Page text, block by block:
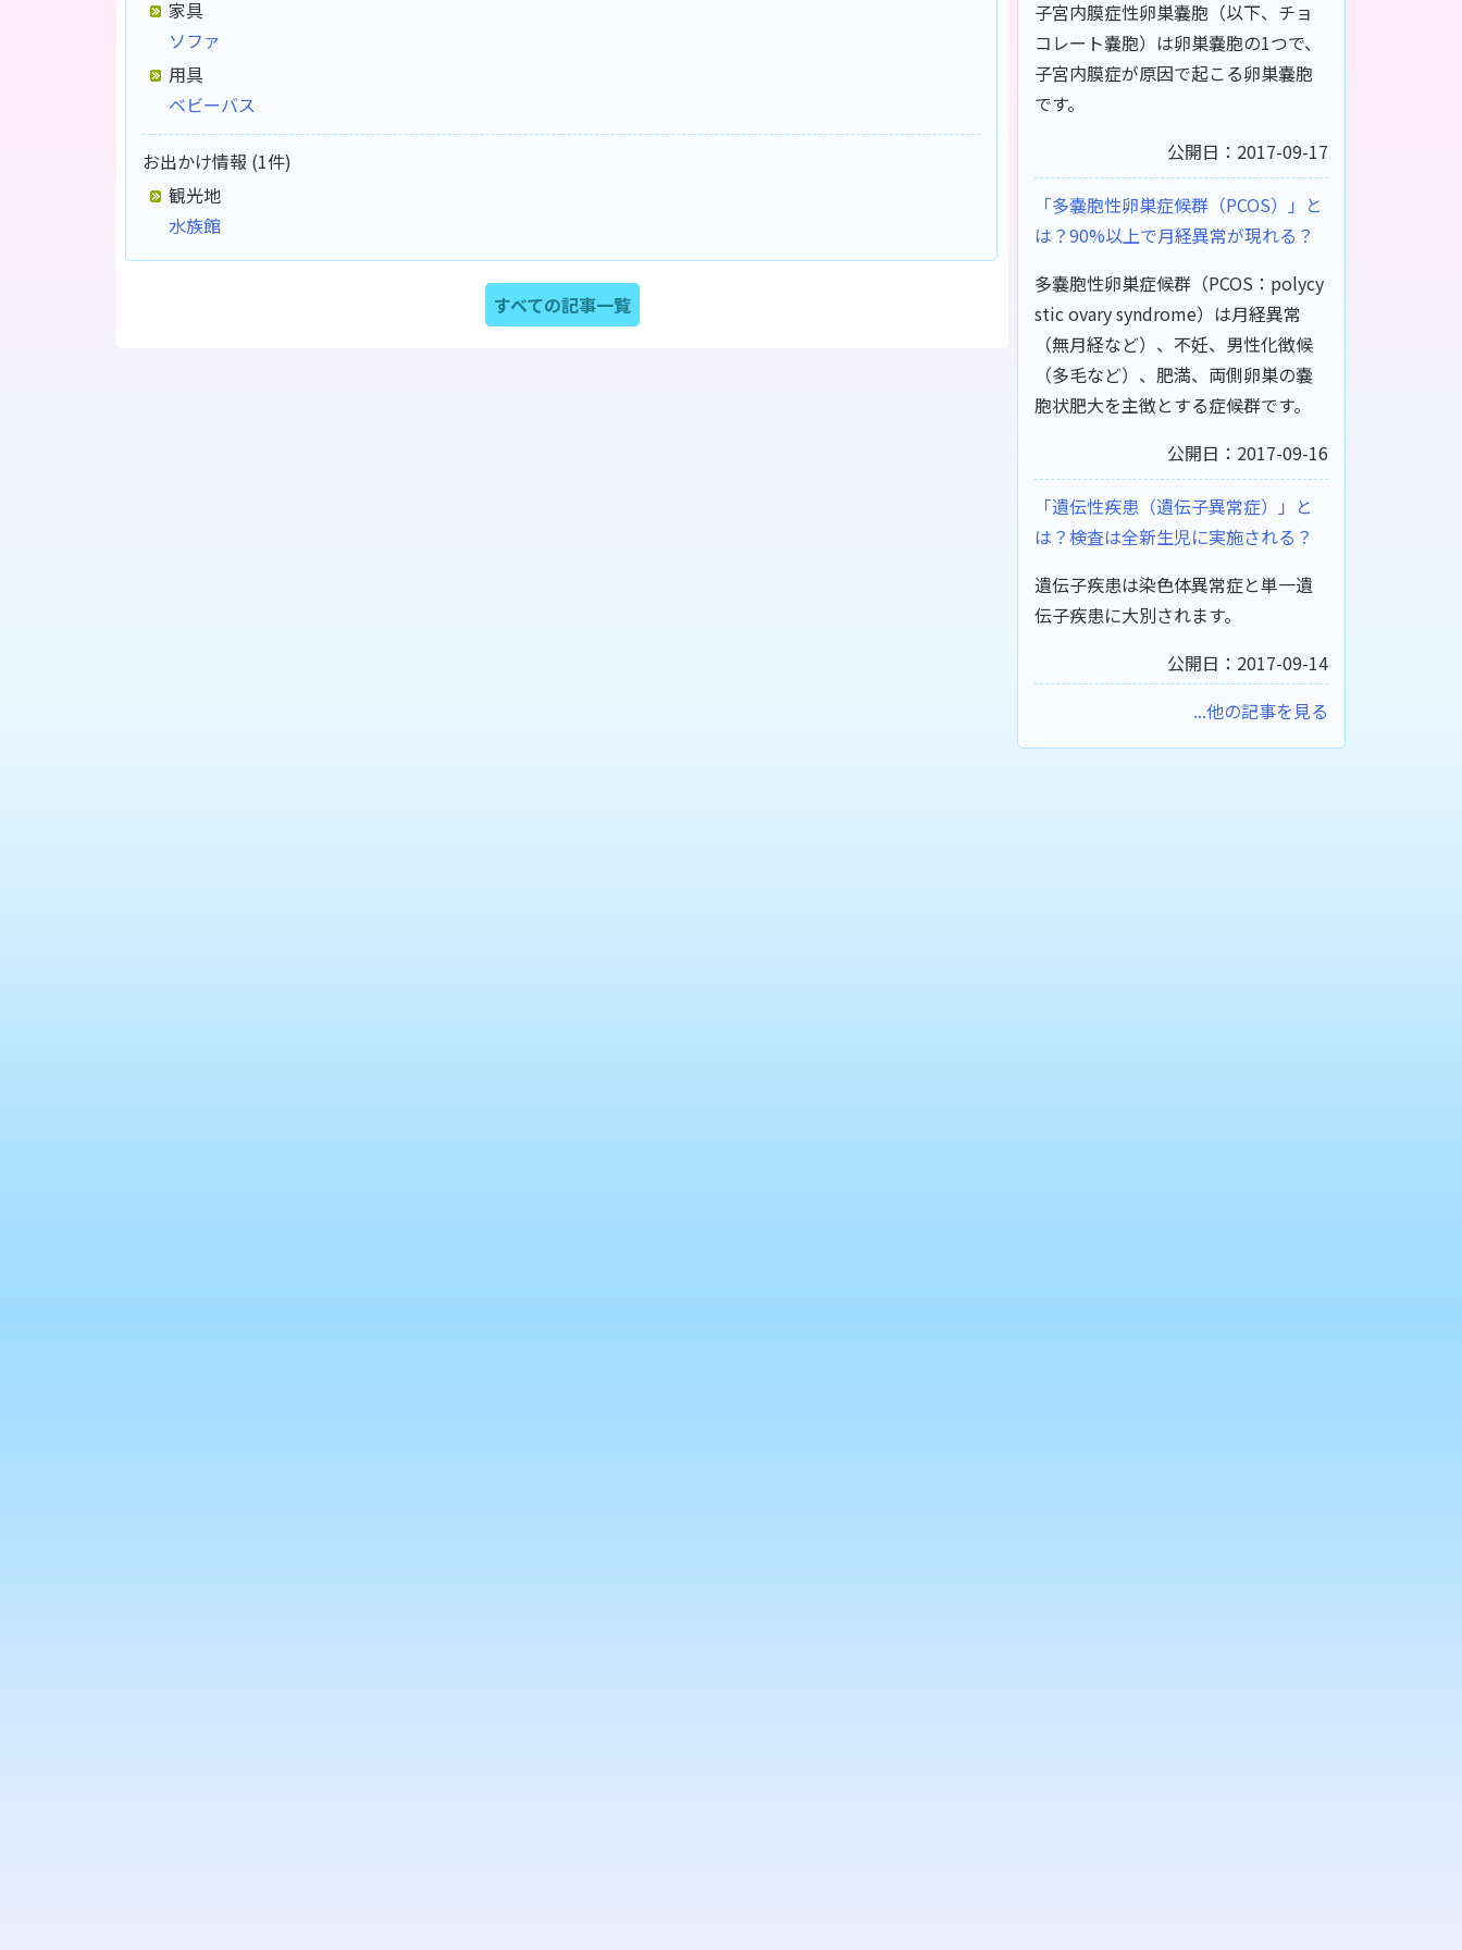
家具
ソファ
用具
ベビーバス
お出かけ情報 (1件)
観光地
水族館
すべての記事一覧
子宮内膜症性卵巣嚢胞（以下、チョ
コレート嚢胞）は卵巣嚢胞の1つで、
子宮内膜症が原因で起こる卵巣嚢胞
です。
公開日：2017-09-17
「多嚢胞性卵巣症候群（PCOS）」と
は？90%以上で月経異常が現れる？
多嚢胞性卵巣症候群（PCOS：polycy
stic ovary syndrome）は月経異常
（無月経など）、不妊、男性化徴候
（多毛など）、肥満、両側卵巣の嚢
胞状肥大を主徴とする症候群です。
公開日：2017-09-16
「遺伝性疾患（遺伝子異常症）」と
は？検査は全新生児に実施される？
遺伝子疾患は染色体異常症と単一遺
伝子疾患に大別されます。
公開日：2017-09-14
...他の記事を見る